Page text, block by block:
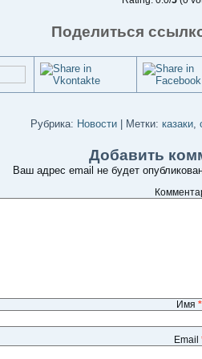
Поделиться
Рубрика: Новости| Метки: казаки,
Добавить
Ваш адрес email не будет
Имя *
Email